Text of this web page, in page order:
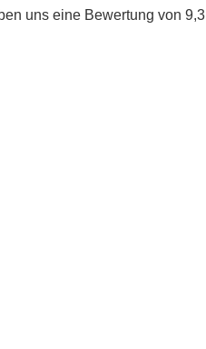
uns eine Bewertung von 9,3